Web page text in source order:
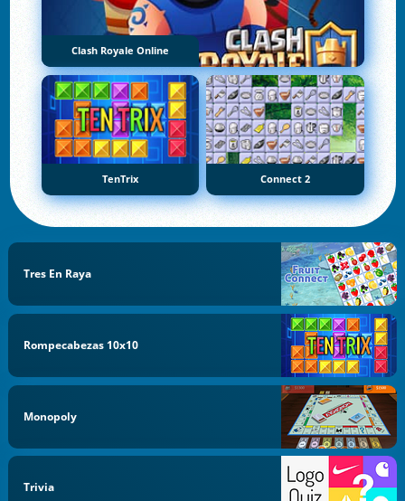
Clash Royale Online
TenTrix Connect 2
Tres En Raya
Rompecabezas 10x10
Monopoly
Trivia